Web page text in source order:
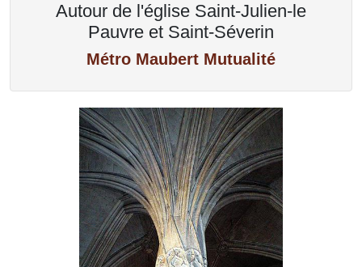
Autour de l'église Saint-Julien-le
Pauvre et Saint-Séverin
Métro Maubert Mutualité
Previous